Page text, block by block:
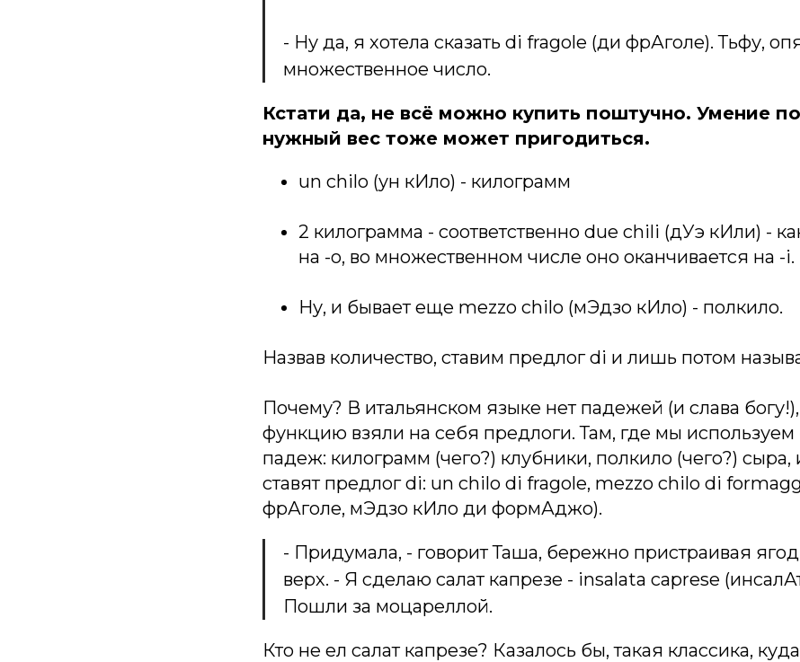
- Ну да, я хотела сказать di fragole (ди фрАголе). Тьфу,
множественное число.
Кстати да, не всё можно купить поштучно. Умение
нужный вес тоже может пригодиться.
un chilo (ун кИло) - килограмм
2 килограмма - соответственно due chili (дУэ кИли) -
на -о, во множественном числе оно оканчивается на -i.
Ну, и бывает еще mezzo chilo (мЭдзо кИло) - полкило.
Назвав количество, ставим предлог di и лишь потом
Почему? В итальянском языке нет падежей (и слава богу!),
функцию взяли на себя предлоги. Там, где мы
падеж: килограмм (чего?) клубники, полкило (чего?) сыра,
ставят предлог di: un chilo di fragole, mezzo chilo di
фрАголе, мЭдзо кИло ди формАджо).
- Придумала, - говорит Таша, бережно пристраивая
верх. - Я сделаю салат капрезе - insalata caprese
Пошли за моцареллой.
Кто не ел салат капрезе? Казалось бы, такая классика,